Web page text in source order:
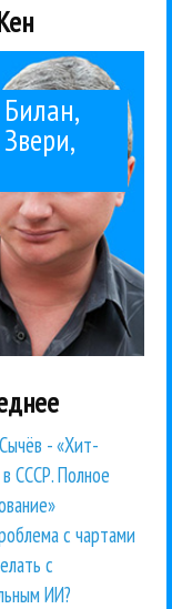
- «Хит-
СССР. Полное
с чартами
с
ИИ?